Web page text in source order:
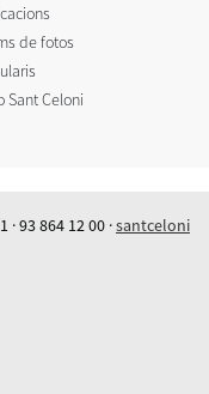
de fotos
Sant Celoni
93 864 12 00 ·santceloni